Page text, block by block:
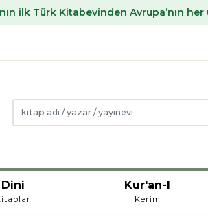
Avrupa’nın her ülkesine ✨
Dini Kur'an-I
Kerim